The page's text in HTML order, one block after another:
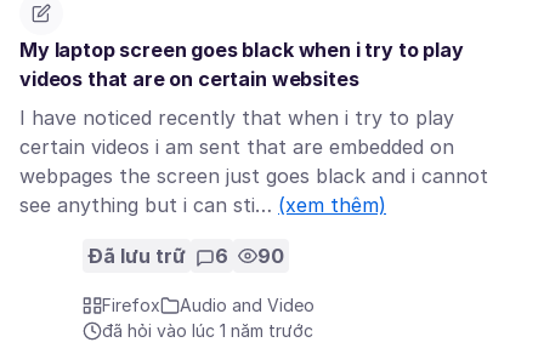
My laptop screen goes black when i try to play
videos that are on certain websites
I have noticed recently that when i try to play
certain videos i am sent that are embedded on
webpages the screen just goes black and i cannot
see anything but i can sti… (xem thêm)
Đã lưu trữ 6 90
Firefox
Audio and Video
đã hỏi vào lúc 1 năm trước